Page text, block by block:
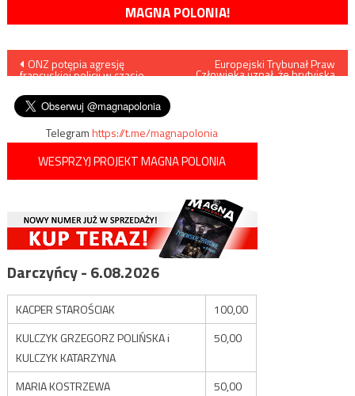
MAGNA POLONIA!
Nawigacja
wpisu
ONZ potępia agresję
francuskiej policji w czasie
Europejski Trybunał Praw
Człowieka uznał, że brytyjska
Telegramhttps://t.me/magnapolonia
WESPRZYJ PROJEKT MAGNA POLONIA
Darczyńcy - 6.08.2026
KACPER STAROŚCIAK
100,00
KULCZYK GRZEGORZ POLIŃSKA i
KULCZYK KATARZYNA
50,00
MARIA KOSTRZEWA 50,00